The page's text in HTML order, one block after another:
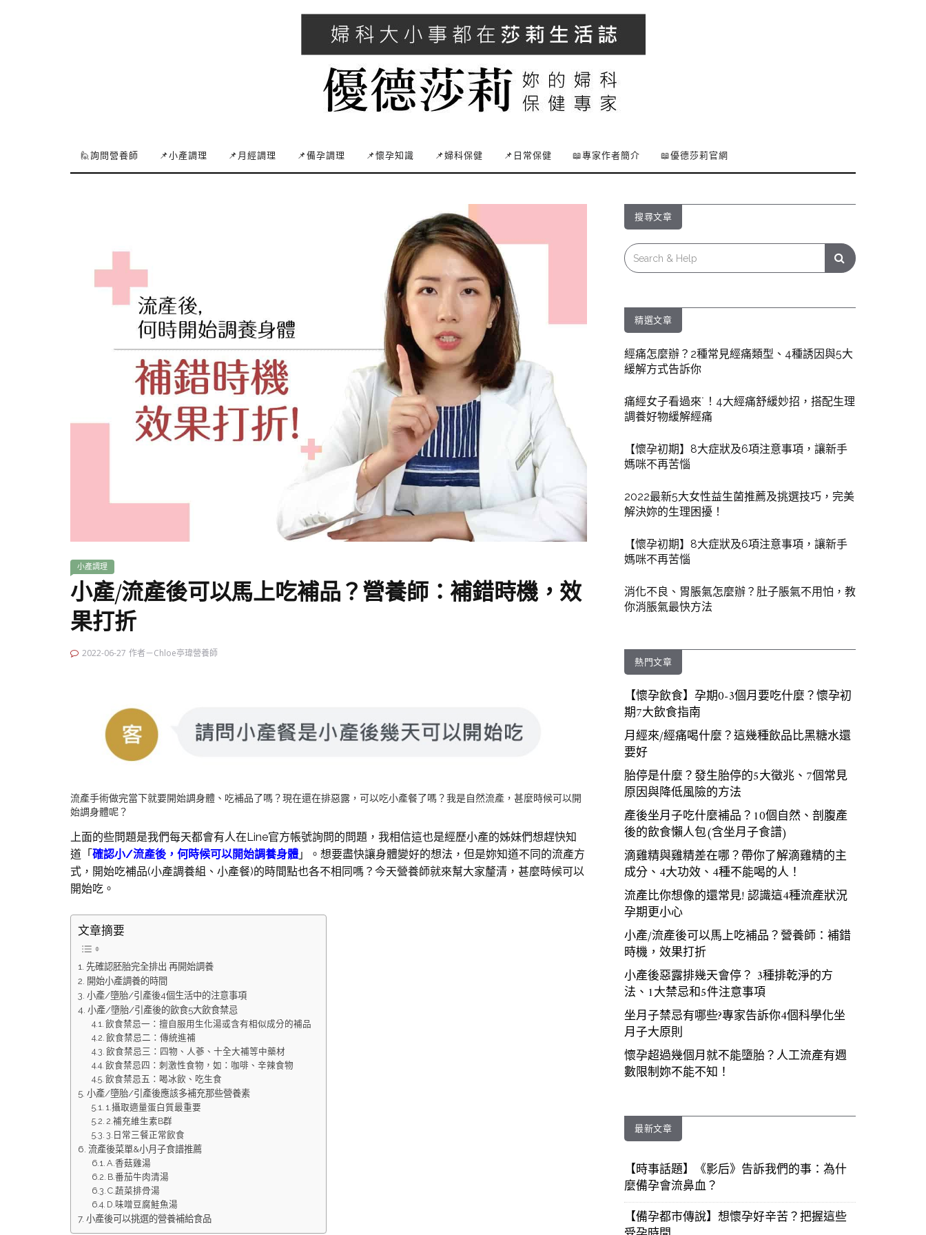
🙋詢問營養師 📌小產調理 📌月經調理 📌備孕調理 📌懷孕知識 📌婦科保健 📌日常保健 📖專家作者簡介 📖優德莎莉官網
小產調理
小產/流產後可以馬上吃補品？營養師：補錯時機，效
果打折
2022-06-27 作者－Chloe亭瑋營養師
流產手術做完當下就要開始調身體、吃補品了嗎？現在還在排惡露，可以吃小產餐了嗎？我是自然流產，甚麼時候可以開
始調身體呢？
上面的些問題是我們每天都會有人在Line官方帳號詢問的問題，我相信這也是經歷小產的姊妹們想趕快知
道「 確認小/流產後，何時候可以開始調養身體 」。想要盡快讓身體變好的想法，但是妳知道不同的流產方
式，開始吃補品(小產調養組、小產餐)的時間點也各不相同嗎？今天營養師就來幫大家釐清，甚麼時候可以
開始吃。
文章摘要
先確認胚胎完全排出 再開始調養
開始小產調養的時間
小產/墮胎/引產後4個生活中的注意事項
小產/墮胎/引產後的飲食5大飲食禁忌
飲食禁忌一：擅自服用生化湯或含有相似成分的補品
飲食禁忌二：傳統進補
飲食禁忌三：四物、人蔘、十全大補等中藥材
飲食禁忌四：刺激性食物，如：咖啡、辛辣食物
飲食禁忌五：喝冰飲、吃生食
小產/墮胎/引產後應該多補充那些營養素
1.攝取適量蛋白質最重要
2.補充維生素B群
3.日常三餐正常飲食
流產後菜單&小月子食譜推薦
A.香菇雞湯
B.番茄牛肉清湯
C.蔬菜排骨湯
D.味噌豆腐鮭魚湯
小產後可以挑選的營養補給食品
搜尋文章
Search
for:
精選文章
經痛怎麼辦？2種常見經痛類型、4種誘因與5大
緩解方式告訴你
痛經女子看過來˙！4大經痛舒緩妙招，搭配生理
調養好物緩解經痛
【懷孕初期】8大症狀及6項注意事項，讓新手
媽咪不再苦惱
2022最新5大女性益生菌推薦及挑選技巧，完美
解決妳的生理困擾！
【懷孕初期】8大症狀及6項注意事項，讓新手
媽咪不再苦惱
消化不良、胃脹氣怎麼辦？肚子脹氣不用怕，教
你消脹氣最快方法
熱門文章
【懷孕飲食】孕期0-3個月要吃什麼？懷孕初
期7大飲食指南
月經來/經痛喝什麼？這幾種飲品比黑糖水還
要好
胎停是什麼？發生胎停的5大徵兆、7個常見
原因與降低風險的方法
產後坐月子吃什麼補品？10個自然、剖腹產
後的飲食懶人包(含坐月子食譜)
滴雞精與雞精差在哪？帶你了解滴雞精的主
成分、4大功效、4種不能喝的人！
流產比你想像的還常見! 認識這4種流產狀況
孕期更小心
小產/流產後可以馬上吃補品？營養師：補錯
時機，效果打折
小產後惡露排幾天會停？ 3種排乾淨的方
法、1大禁忌和5件注意事項
坐月子禁忌有哪些?專家告訴你4個科學化坐
月子大原則
懷孕超過幾個月就不能墮胎？人工流產有週
數限制妳不能不知！
最新文章
【時事話題】《影后》告訴我們的事：為什
麼備孕會流鼻血？
【備孕都市傳說】想懷孕好辛苦？把握這些